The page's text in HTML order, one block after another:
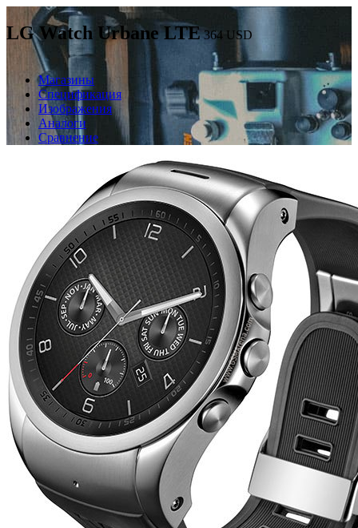
LG Watch Urbane LTE 364 USD
Магазины
Спецификация
Изображения
Аналоги
Сравнение